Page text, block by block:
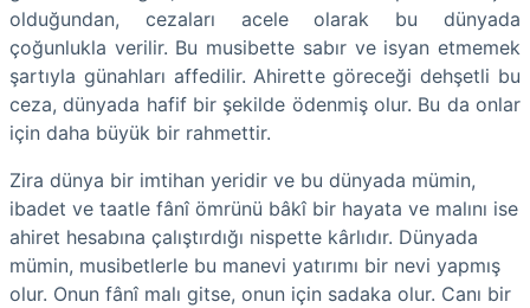
olduğundan, cezaları acele olarak bu dünyada
çoğunlukla verilir. Bu musibette sabır ve isyan etmemek
şartıyla günahları affedilir. Ahirette göreceği dehşetli bu
ceza, dünyada hafif bir şekilde ödenmiş olur. Bu da onlar
için daha büyük bir rahmettir.
Zira dünya bir imtihan yeridir ve bu dünyada mümin,
ibadet ve taatle fânî ömrünü bâkî bir hayata ve malını ise
ahiret hesabına çalıştırdığı nispette kârlıdır. Dünyada
mümin, musibetlerle bu manevi yatırımı bir nevi yapmış
olur. Onun fânî malı gitse, onun için sadaka olur. Canı bir